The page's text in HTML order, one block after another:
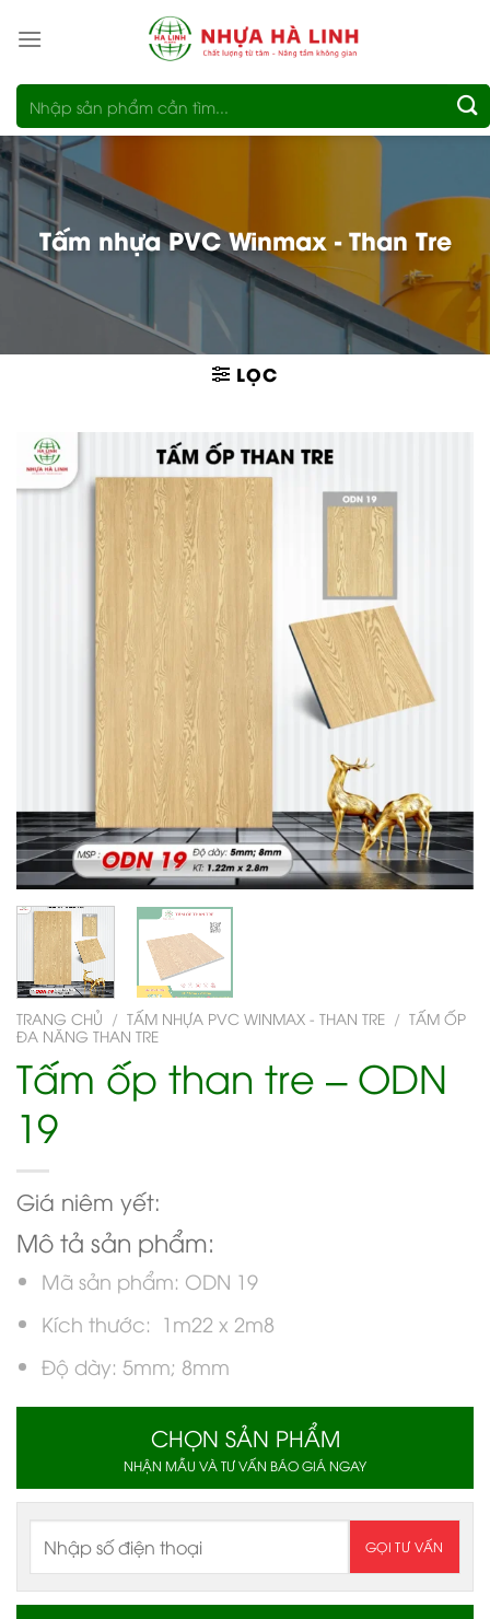
qua
dungTìm
kiếm:
Tấm nhựa PVC Winmax - Than Tre
LỌC
TRANG CHỦ / TẤM NHỰA PVC WINMAX - THAN TRE / TẤM ỐP
ĐA NĂNG THAN TRE
Tấm ốp than tre – ODN
19
Giá niêm yết:
Mô tả sản phẩm:
Mã sản phẩm: ODN 19
Kích thước: 1m22 x 2m8
Độ dày: 5mm; 8mm
CHỌN SẢN PHẨM
NHẬN MẪU VÀ TƯ VẤN BÁO GIÁ NGAY